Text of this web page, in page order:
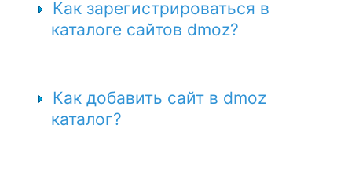
Как зарегистрироваться в
каталоге сайтов dmoz?
Как добавить сайт в dmoz
каталог?